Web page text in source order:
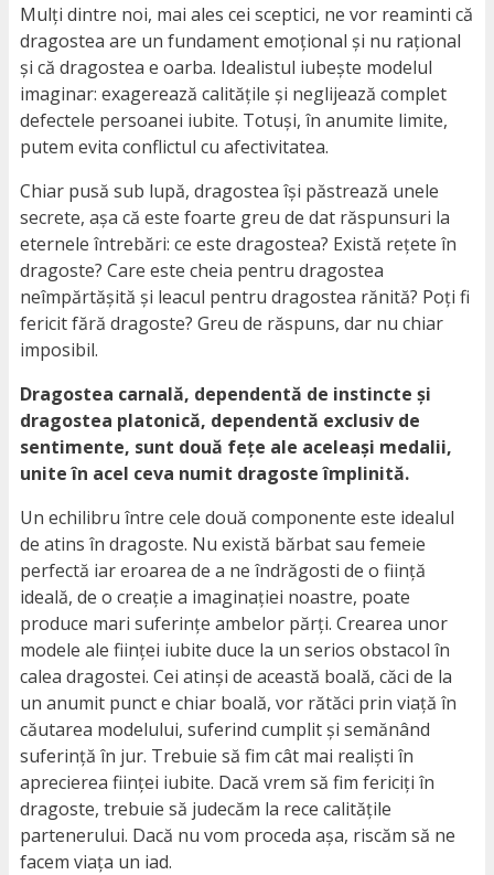
Mulți dintre noi, mai ales cei sceptici, ne vor reaminti că
dragostea are un fundament emoțional și nu rațional
și că dragostea e oarba. Idealistul iubește modelul
imaginar: exagerează calitățile și neglijează complet
defectele persoanei iubite. Totuși, în anumite limite,
putem evita conflictul cu afectivitatea.
Chiar pusă sub lupă, dragostea își păstrează unele
secrete, așa că este foarte greu de dat răspunsuri la
eternele întrebări: ce este dragostea? Există rețete în
dragoste? Care este cheia pentru dragostea
neîmpărtășită și leacul pentru dragostea rănită? Poți fi
fericit fără dragoste? Greu de răspuns, dar nu chiar
imposibil.
Dragostea carnală, dependentă de instincte și
dragostea platonică, dependentă exclusiv de
sentimente, sunt două fețe ale aceleași medalii,
unite în acel ceva numit dragoste împlinită.
Un echilibru între cele două componente este idealul
de atins în dragoste. Nu există bărbat sau femeie
perfectă iar eroarea de a ne îndrăgosti de o ființă
ideală, de o creație a imaginației noastre, poate
produce mari suferințe ambelor părți. Crearea unor
modele ale ființei iubite duce la un serios obstacol în
calea dragostei. Cei atinși de această boală, căci de la
un anumit punct e chiar boală, vor rătăci prin viață în
căutarea modelului, suferind cumplit și semănând
suferință în jur. Trebuie să fim cât mai realiști în
aprecierea ființei iubite. Dacă vrem să fim fericiți în
dragoste, trebuie să judecăm la rece calitățile
partenerului. Dacă nu vom proceda așa, riscăm să ne
facem viața un iad.